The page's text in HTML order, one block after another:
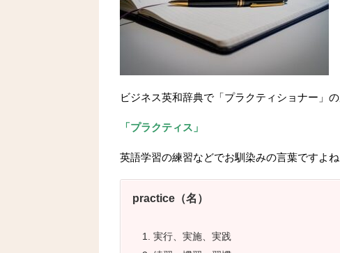
ビジネス英和辞典で「プラクティショナー」
「プラクティス」
英語学習の練習などでお馴染みの言葉ですよね
practice（名）
実行、実施、実践